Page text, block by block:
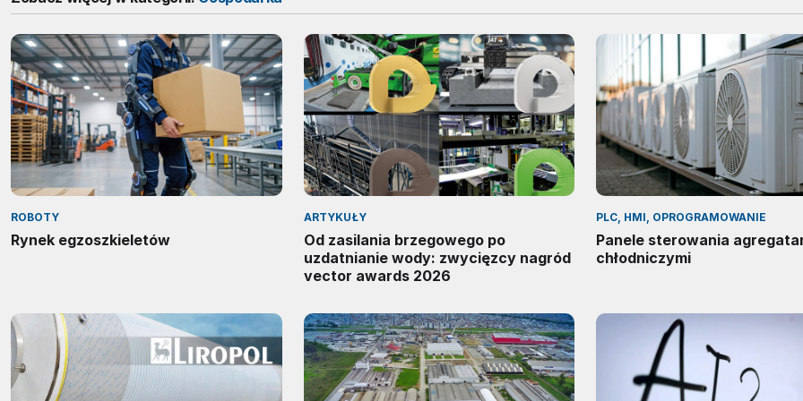
ROBOTY
Rynek egzoszkieletów
ARTYKUŁY
Od zasilania brzegowego po
uzdatnianie wody: zwycięzcy nagród
vector awards 2026
PLC, HMI, OPROGRAMOWANIE
Panele sterowania
chłodniczymi